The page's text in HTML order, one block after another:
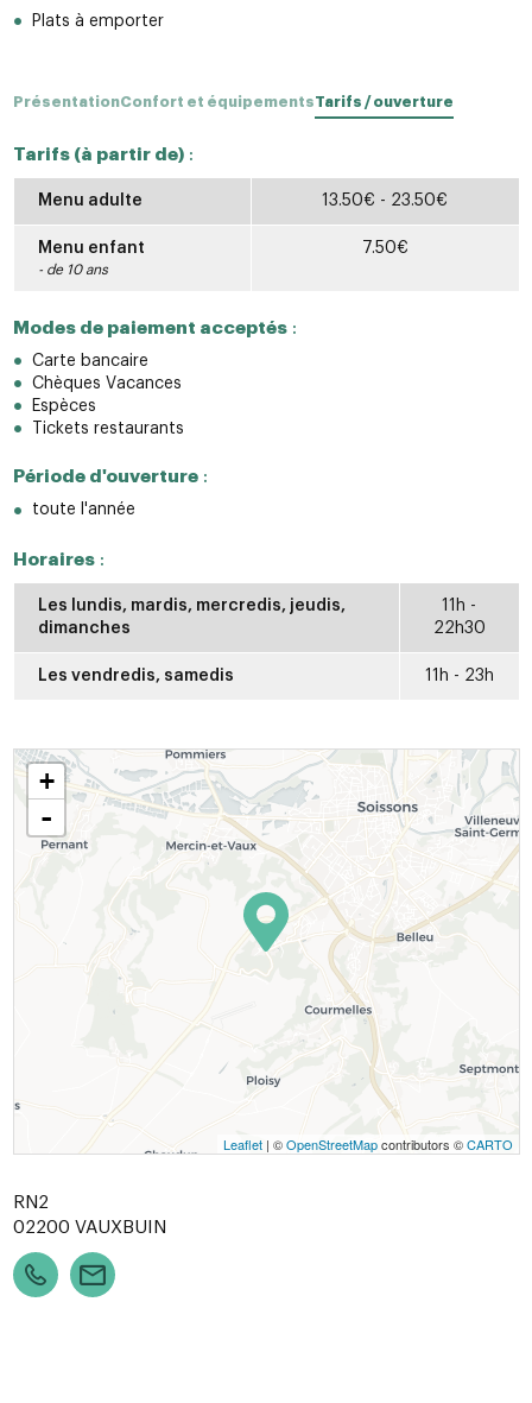
Plats à emporter
PrésentationConfort et équipementsTarifs / ouverture
Tarifs (à partir de):
Menu adulte 13.50€ - 23.50€
Menu enfant
- de 10 ans
7.50€
Modes de paiement acceptés:
Carte bancaire
Chèques Vacances
Espèces
Tickets restaurants
Période d'ouverture:
toute l'année
Horaires:
Les lundis, mardis, mercredis, jeudis,
dimanches
11h -
22h30
Les vendredis, samedis 11h - 23h
+
-
Leaflet| ©OpenStreetMapcontributors ©CARTO
RN2
02200 VAUXBUIN